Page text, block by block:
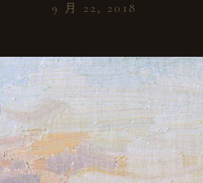
9 月 22, 2018